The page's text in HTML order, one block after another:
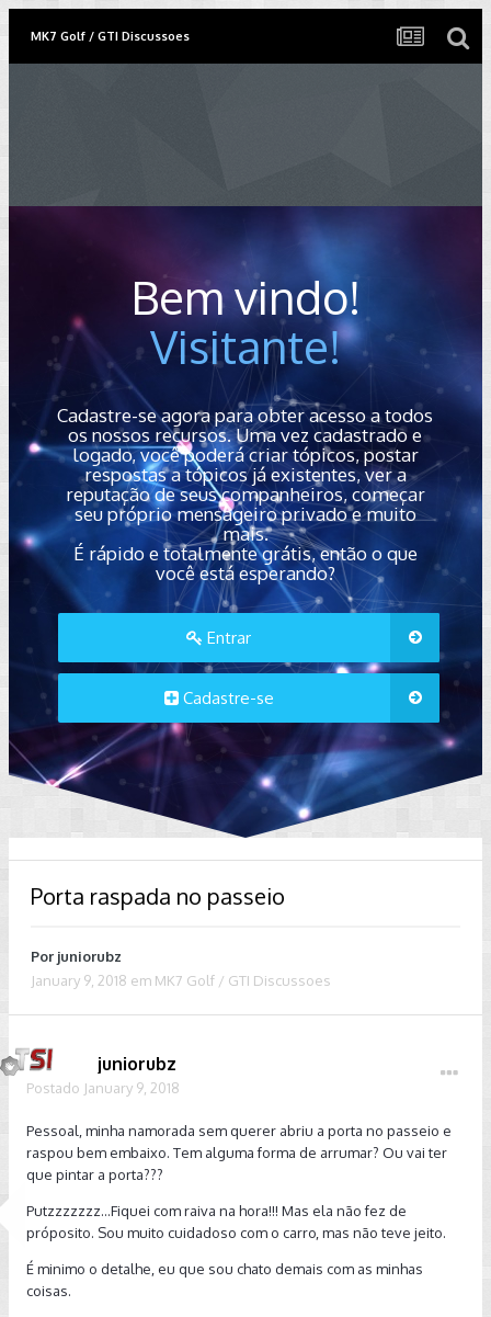
MK7 Golf / GTI Discussoes
Bem vindo!
Visitante!
Cadastre-se agora para obter acesso a todos
os nossos recursos. Uma vez cadastrado e
logado, você poderá criar tópicos, postar
respostas a tópicos já existentes, ver a
reputação de seus companheiros, começar
seu próprio mensageiro privado e muito
mais.
É rápido e totalmente grátis, então o que
você está esperando?
Entrar
Cadastre-se
Porta raspada no passeio
Por juniorubz
January 9, 2018 em MK7 Golf / GTI Discussoes
juniorubz
Postado January 9, 2018
Pessoal, minha namorada sem querer abriu a porta no passeio e
raspou bem embaixo. Tem alguma forma de arrumar? Ou vai ter
que pintar a porta???
Putzzzzzzz...Fiquei com raiva na hora!!! Mas ela não fez de
próposito. Sou muito cuidadoso com o carro, mas não teve jeito.
É minimo o detalhe, eu que sou chato demais com as minhas
coisas.